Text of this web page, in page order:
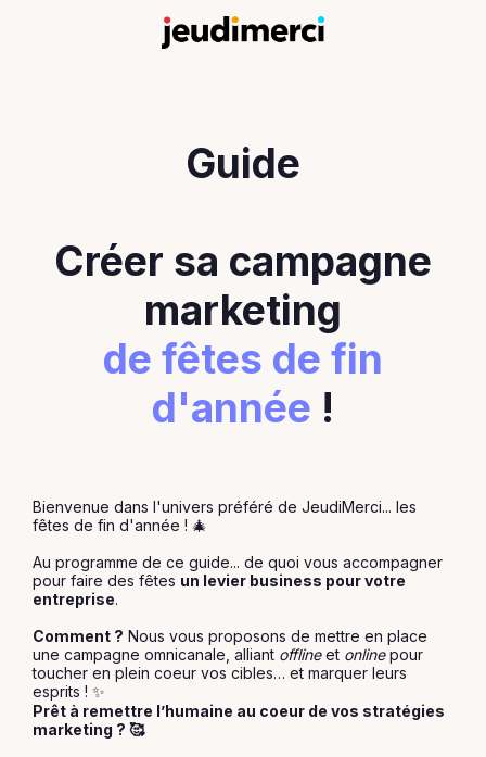
Guide
Créer sa campagne
marketing
de fêtes de fin
d'année !
Bienvenue dans l'univers préféré de JeudiMerci... les
fêtes de fin d'année ! 🎄
Au programme de ce guide... de quoi vous accompagner
pour faire des fêtes un levier business pour votre
entreprise.
Comment ? Nous vous proposons de mettre en place
une campagne omnicanale, alliant offlineet onlinepour
toucher en plein coeur vos cibles… et marquer leurs
esprits ! ✨
Prêt à remettre l’humaine au coeur de vos stratégies
marketing ? 🥰